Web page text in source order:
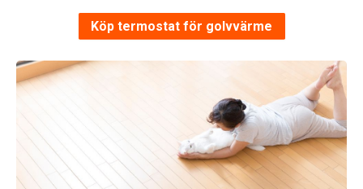
Köp termostat för golvvärme